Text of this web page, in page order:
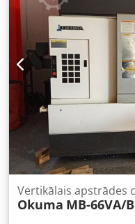
apgr./min. DIN 40.
izmēri: 2805 x 2160 x
Vertikālais apstrādes
Okuma MB-66VA/B